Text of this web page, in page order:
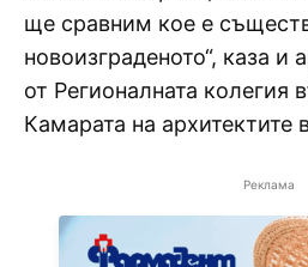
ще сравним кое е
новоизграденото“, каза
от Регионалната колегия
Камарата на архитектите
Реклама